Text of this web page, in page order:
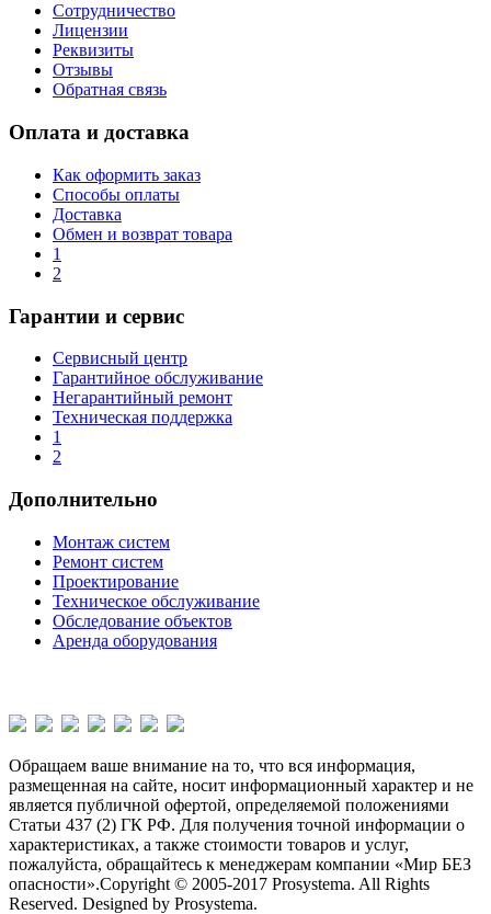
Сотрудничество
Лицензии
Реквизиты
Отзывы
Обратная связь
Оплата и доставка
Как оформить заказ
Способы оплаты
Доставка
Обмен и возврат товара
1
2
Гарантии и сервис
Сервисный центр
Гарантийное обслуживание
Негарантийный ремонт
Техническая поддержка
1
2
Дополнительно
Монтаж систем
Ремонт систем
Проектирование
Техническое обслуживание
Обследование объектов
Аренда оборудования
Обращаем ваше внимание на то, что вся информация,
размещенная на сайте, носит информационный характер и не
является публичной офертой, определяемой положениями
Статьи 437 (2) ГК РФ. Для получения точной информации о
характеристиках, а также стоимости товаров и услуг,
пожалуйста, обращайтесь к менеджерам компании «Мир БЕЗ
опасности».Copyright © 2005-2017 Prosystema. All Rights
Reserved. Designed by Prosystema.